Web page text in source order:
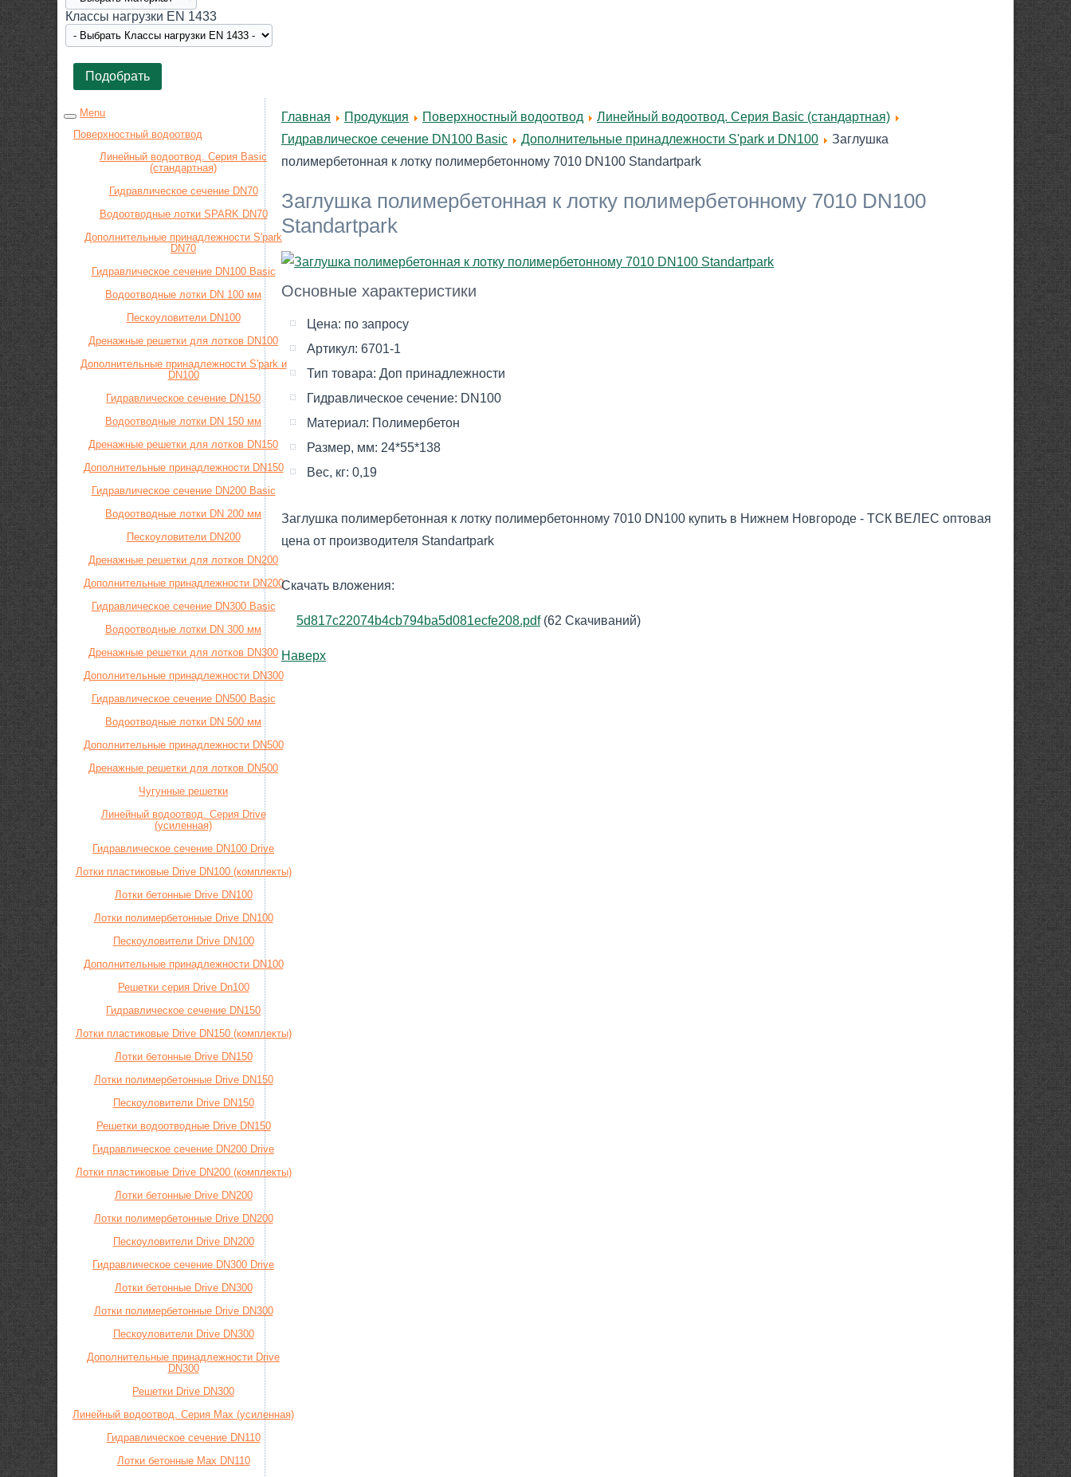
Класcы нагрузки EN 1433
Menu
Поверхностный водоотвод
Линейный водоотвод. Серия Basic
(стандартная)
Гидравлическое сечение DN70
Водоотводные лотки SPARK DN70
Дополнительные принадлежности S'park
DN70
Гидравлическое сечение DN100 Basic
Водоотводные лотки DN 100 мм
Пескоуловители DN100
Дренажные решетки для лотков DN100
Дополнительные принадлежности S'park и
DN100
Гидравлическое сечение DN150
Водоотводные лотки DN 150 мм
Дренажные решетки для лотков DN150
Дополнительные принадлежности DN150
Гидравлическое сечение DN200 Basic
Водоотводные лотки DN 200 мм
Пескоуловители DN200
Дренажные решетки для лотков DN200
Дополнительные принадлежности DN200
Гидравлическое сечение DN300 Basic
Водоотводные лотки DN 300 мм
Дренажные решетки для лотков DN300
Дополнительные принадлежности DN300
Гидравлическое сечение DN500 Basic
Водоотводные лотки DN 500 мм
Дополнительные принадлежности DN500
Дренажные решетки для лотков DN500
Чугунные решетки
Линейный водоотвод. Серия Drive
(усиленная)
Гидравлическое сечение DN100 Drive
Лотки пластиковые Drive DN100 (комплекты)
Лотки бетонные Drive DN100
Лотки полимербетонные Drive DN100
Пескоуловители Drive DN100
Дополнительные принадлежности DN100
Решетки серия Drive Dn100
Гидравлическое сечение DN150
Лотки пластиковые Drive DN150 (комплекты)
Лотки бетонные Drive DN150
Лотки полимербетонные Drive DN150
Пескоуловители Drive DN150
Решетки водоотводные Drive DN150
Гидравлическое сечение DN200 Drive
Лотки пластиковые Drive DN200 (комплекты)
Лотки бетонные Drive DN200
Лотки полимербетонные Drive DN200
Пескоуловители Drive DN200
Гидравлическое сечение DN300 Drive
Лотки бетонные Drive DN300
Лотки полимербетонные Drive DN300
Пескоуловители Drive DN300
Дополнительные принадлежности Drive
DN300
Решетки Drive DN300
Линейный водоотвод. Серия Max (усиленная)
Гидравлическое сечение DN110
Лотки бетонные Max DN110
Главная Продукция Поверхностный водоотвод
Линейный водоотвод. Серия Basic (стандартная)
Гидравлическое сечение DN100 Basic
Дополнительные принадлежности S'park и DN100
Заглушка
полимербетонная к лотку полимербетонному 7010 DN100 Standartpark
Заглушка полимербетонная к лотку полимербетонному 7010 DN100
Standartpark
Основные характеристики
Цена: по запросу
Артикул: 6701-1
Тип товара: Доп принадлежности
Гидравлическое сечение: DN100
Материал: Полимербетон
Размер, мм: 24*55*138
Вес, кг: 0,19
Заглушка полимербетонная к лотку полимербетонному 7010 DN100 купить в Нижнем Новгороде - ТСК ВЕЛЕС оптовая
цена от производителя Standartpark
Скачать вложения:
5d817c22074b4cb794ba5d081ecfe208.pdf (62 Скачиваний)
Наверх